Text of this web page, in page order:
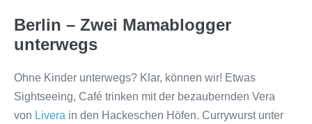
Berlin – Zwei Mamablogger
unterwegs
Ohne Kinder unterwegs? Klar, können wir! Etwas
Sightseeing, Café trinken mit der bezaubernden Vera
von Livera in den Hackeschen Höfen. Currywurst unter